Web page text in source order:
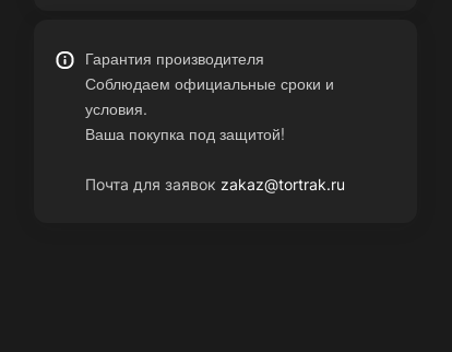
Гарантия производителя
Соблюдаем официальные сроки и
условия.
Ваша покупка под защитой!
Почта для заявок zakaz@tortrak.ru